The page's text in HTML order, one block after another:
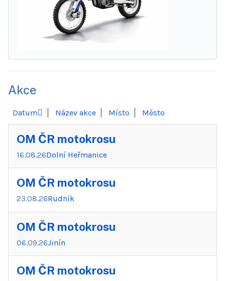
Akce
Datum Název akce Místo Město
OM ČR motokrosu
16.08.26Dolní Heřmanice
OM ČR motokrosu
23.08.26Rudník
OM ČR motokrosu
06.09.26Jinín
OM ČR motokrosu